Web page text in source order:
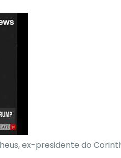
ex-presidente do